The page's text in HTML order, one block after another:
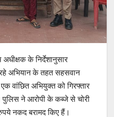
के निर्देशानुसार
रहे अभियान के तहत सहसवान
वांछित अभियुक्त को गिरफ्तार
ने आरोपी के कब्जे से चोरी
नकद बरामद किए हैं।